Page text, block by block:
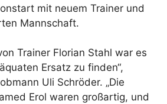
mit neuem Trainer und
Mannschaft.
Trainer Florian Stahl war es
Ersatz zu finden“,
Uli Schröder. „Die
Erol waren großartig, und